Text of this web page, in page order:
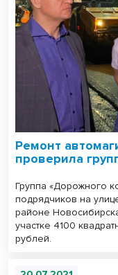
Ремонт
проверила
Группа «Дорожного
подрядчиков на
районе
участке 4100
рублей.